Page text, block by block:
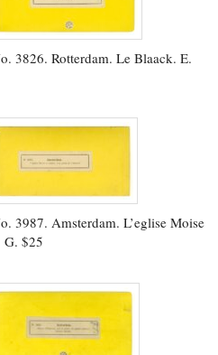
3826. Rotterdam. Le Blaack. E.
3987. Amsterdam. L’eglise Moise
G. $25